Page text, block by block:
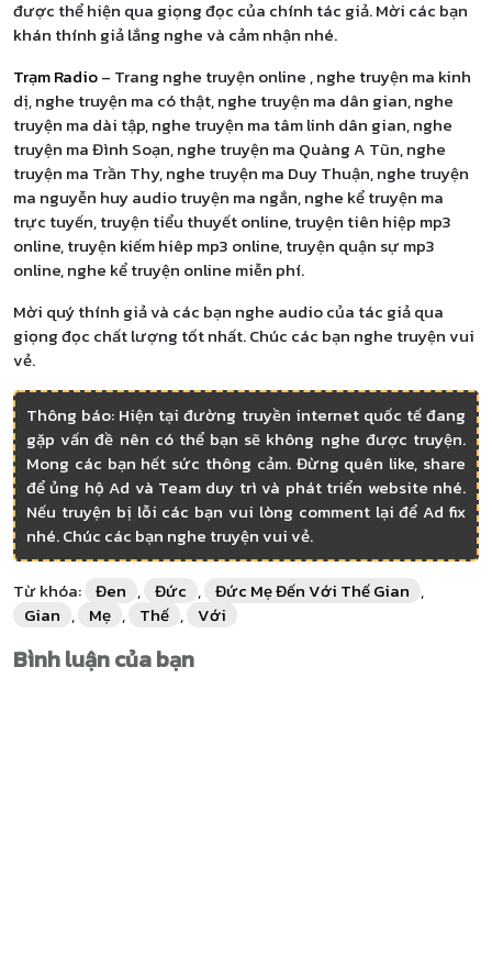
được thể hiện qua giọng đọc của chính tác giả. Mời các bạn
khán thính giả lắng nghe và cảm nhận nhé.
Trạm Radio– Trang nghe truyện online , nghe truyện ma kinh
dị, nghe truyện ma có thật, nghe truyện ma dân gian, nghe
truyện ma dài tập, nghe truyện ma tâm linh dân gian, nghe
truyện ma Đình Soạn, nghe truyện ma Quàng A Tũn, nghe
truyện ma Trần Thy, nghe truyện ma Duy Thuận, nghe truyện
ma nguyễn huy audio truyện ma ngắn, nghe kể truyện ma
trực tuyến, truyện tiểu thuyết online, truyện tiên hiệp mp3
online, truyện kiếm hiêp mp3 online, truyện quận sự mp3
online, nghe kể truyện online miễn phí.
Mời quý thính giả và các bạn nghe audio của tác giả qua
giọng đọc chất lượng tốt nhất. Chúc các bạn nghe truyện vui
vẻ.
Thông báo: Hiện tại đường truyền internet quốc tế đang
gặp vấn đề nên có thể bạn sẽ không nghe được truyện.
Mong các bạn hết sức thông cảm. Đừng quên like, share
để ủng hộ Ad và Team duy trì và phát triển website nhé.
Nếu truyện bị lỗi các bạn vui lòng comment lại để Ad fix
nhé. Chúc các bạn nghe truyện vui vẻ.
Từ khóa: Đen , Đức , Đức Mẹ Đến Với Thế Gian ,
Gian , Mẹ , Thế , Với
Bình luận của bạn